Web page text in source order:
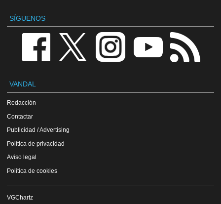
SÍGUENOS
VANDAL
Redacción
Contactar
Publicidad / Advertising
Política de privacidad
Aviso legal
Política de cookies
VGChartz